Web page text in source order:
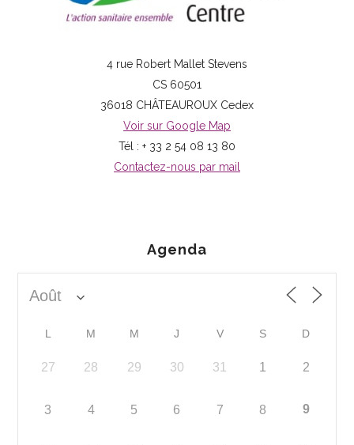
4 rue Robert Mallet Stevens
CS 60501
36018 CHÂTEAUROUX Cedex
Voir sur Google Map
Tél : + 33 2 54 08 13 80
Contactez-nous par mail
Agenda
L M M J V S D
27 28 29 30 31 1 2
3 4 5 6 7 8 9